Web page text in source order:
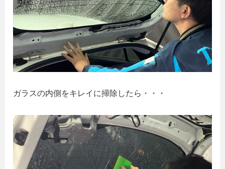
ガラスの内側をキレイに掃除したら・・・